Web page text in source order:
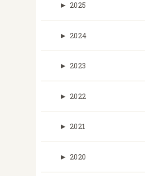
► 2025
► 2024
► 2023
► 2022
► 2021
► 2020